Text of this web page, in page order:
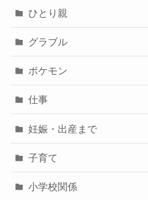
ひとり親
グラブル
ポケモン
仕事
妊娠・出産まで
子育て
小学校関係